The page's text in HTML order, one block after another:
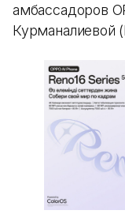
амбассадоров
Курманалиевой